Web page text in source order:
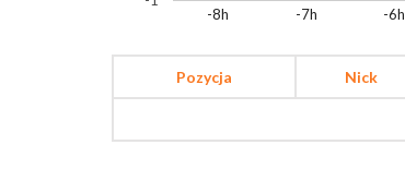
-8h -7h -6h
Pozycja Nick